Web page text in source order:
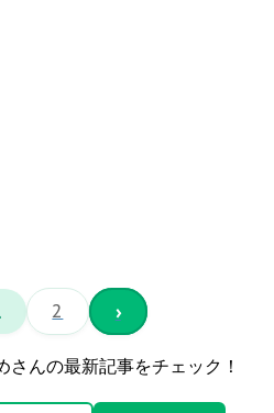
2 ›
さんの最新記事をチェック！